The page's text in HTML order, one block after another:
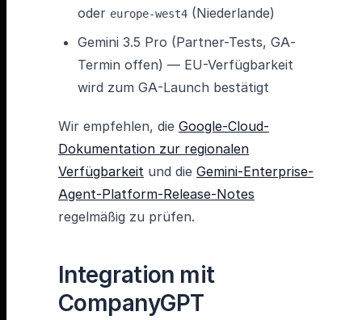
oder europe-west4 (Niederlande)
Gemini 3.5 Pro (Partner-Tests, GA-
Termin offen) — EU-Verfügbarkeit
wird zum GA-Launch bestätigt
Wir empfehlen, die Google-Cloud-
Dokumentation zur regionalen
Verfügbarkeit und die Gemini-Enterprise-
Agent-Platform-Release-Notes
regelmäßig zu prüfen.
Integration mit
CompanyGPT